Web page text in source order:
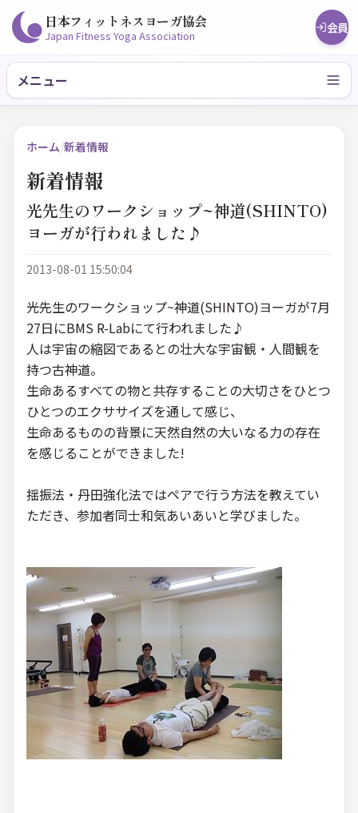
日本フィットネスヨーガ協会
Japan Fitness Yoga Association 会員
メニュー
ホーム/新着情報
新着情報
光先生のワークショップ~神道(SHINTO)
ヨーガが行われました♪
2013-08-01 15:50:04
光先生のワークショップ~神道(SHINTO)ヨーガが7月
27日にBMS R-Labにて行われました♪
人は宇宙の縮図であるとの壮大な宇宙観・人間観を
持つ古神道。
生命あるすべての物と共存することの大切さをひとつ
ひとつのエクササイズを通して感じ、
生命あるものの背景に天然自然の大いなる力の存在
を感じることができました!
揺振法・丹田強化法ではペアで行う方法を教えてい
ただき、参加者同士和気あいあいと学びました。